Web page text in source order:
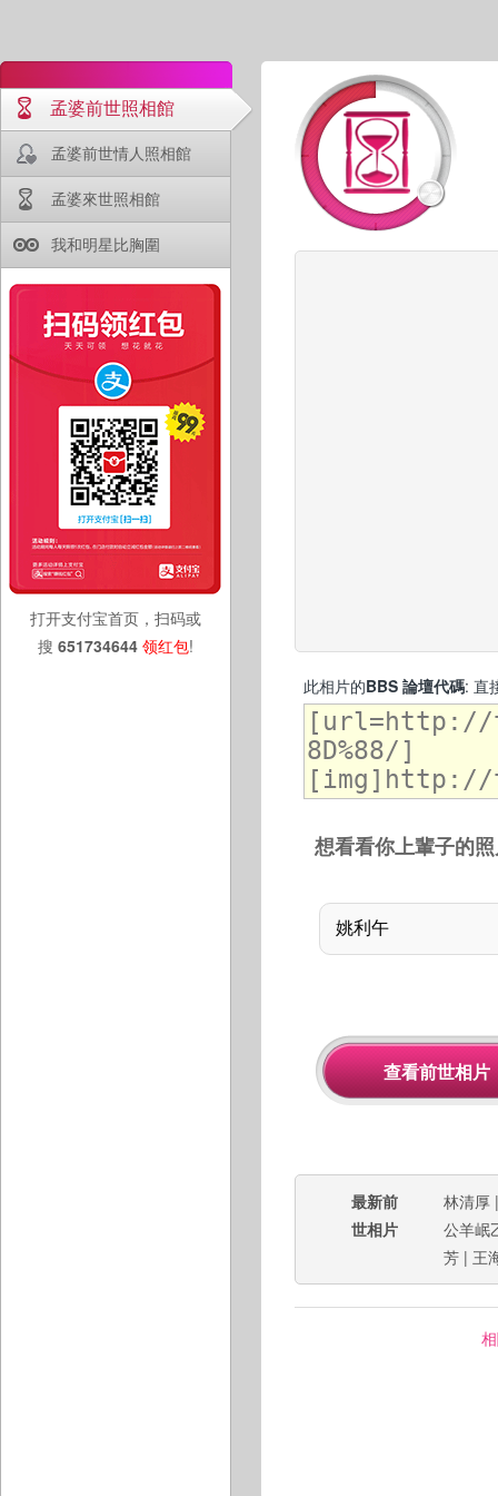
孟婆前世照相館
孟婆前世情人照相館
孟婆來世照相館
我和明星比胸圍
打开支付宝首页，扫码或
搜 651734644 领红包!
此相片的BBS 論壇代碼: 直
想看看你上輩子的
最新前
世相片
林清厚
公羊岷
芳 | 王